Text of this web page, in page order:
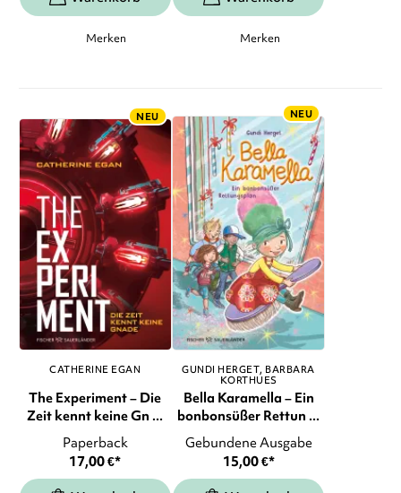
Merken Merken
NEU
CATHERINE EGAN
The Experiment – Die
Zeit kennt keine Gn ...
Paperback
17,00€*
NEU
GUNDI HERGET BARBARA
KORTHUES
Bella Karamella – Ein
bonbonsüßer Rettun ...
Gebundene Ausgabe
15,00€*